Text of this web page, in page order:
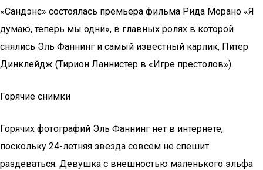
«Сандэнс» состоялась премьера фильма Рида Морано «Я
думаю, теперь мы одни», в главных ролях в которой
снялись Эль Фаннинг и самый известный карлик, Питер
Динклейдж (Тирион Ланнистер в «Игре престолов»).
Горячие снимки
Горячих фотографий Эль Фаннинг нет в интернете,
поскольку 24-летняя звезда совсем не спешит
раздеваться. Девушка с внешностью маленького эльфа